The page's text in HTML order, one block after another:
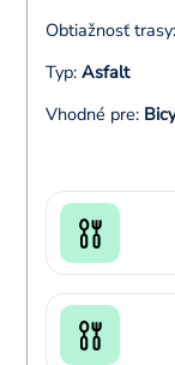
Obtiažnosť trasy:
Typ: Asfalt
Vhodné pre: